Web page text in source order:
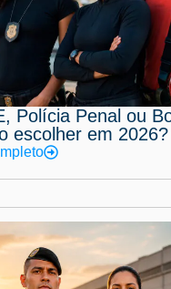
Polícia Penal ou
escolher em 2026?